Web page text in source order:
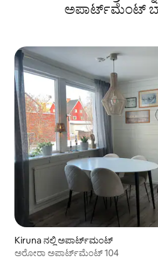
ಅಪಾರ್ಟ್‌ಮೆಂಟ್‌
Kiruna ನಲ್ಲಿ ಅಪಾರ್ಟ್‌ಮಂಟ್
ಅರೋರಾ ಅಪಾರ್ಟ್‌ಮೆಂಟ್ 104